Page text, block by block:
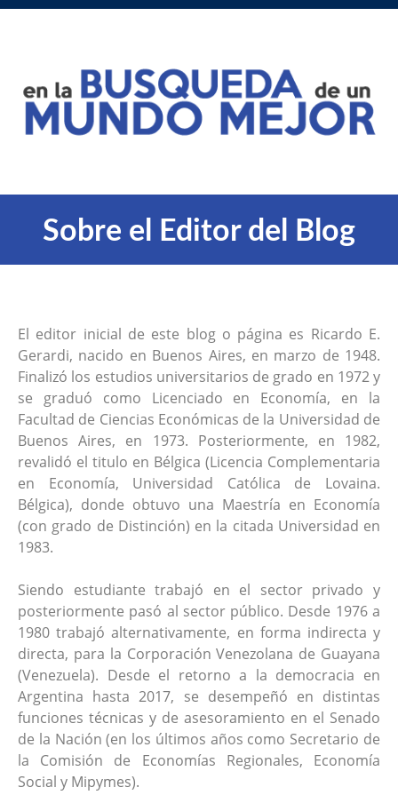
Sobre el Editor del Blog
El editor inicial de este blog o página es Ricardo E.
Gerardi, nacido en Buenos Aires, en marzo de 1948.
Finalizó los estudios universitarios de grado en 1972 y
se graduó como Licenciado en Economía, en la
Facultad de Ciencias Económicas de la Universidad de
Buenos Aires, en 1973. Posteriormente, en 1982,
revalidó el titulo en Bélgica (Licencia Complementaria
en Economía, Universidad Católica de Lovaina.
Bélgica), donde obtuvo una Maestría en Economía
(con grado de Distinción) en la citada Universidad en
1983.
Siendo estudiante trabajó en el sector privado y
posteriormente pasó al sector público. Desde 1976 a
1980 trabajó alternativamente, en forma indirecta y
directa, para la Corporación Venezolana de Guayana
(Venezuela). Desde el retorno a la democracia en
Argentina hasta 2017, se desempeñó en distintas
funciones técnicas y de asesoramiento en el Senado
de la Nación (en los últimos años como Secretario de
la Comisión de Economías Regionales, Economía
Social y Mipymes).